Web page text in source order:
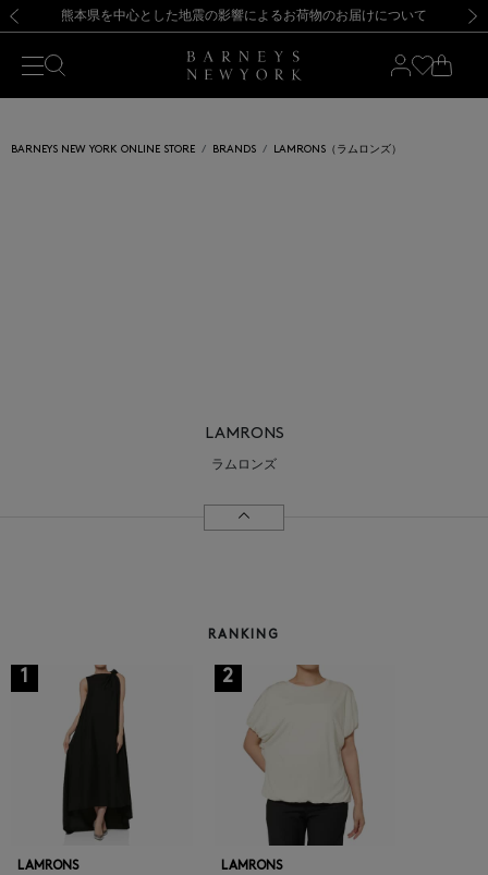
新規登録のお客様も対象！＜MY BARNEYS＞会員のお客様は11,000円（税込）以上のお買上げで常時送料無料！お買い物の際は会員登録を！
【夏季休業に伴う返品・交換承り一時停止のお知らせ】（2026.8.5）
熊本県を中心とした地震の影響によるお荷物のお届けについて
【開催中】SUMMER SALEのご案内・ご注意事項 新規登録のお客様も対象！＜MY BARNEYS＞会員のお客様は11,000円（税込）以上のお買上げで常時送料無料！お買い物の際は会員登録を！
【夏季休業に伴う返品・交換承り一時停止のお知らせ】（2026.8.5）
BARNEYS NEW YORK ONLINE STORE BRANDS LAMRONS（ラムロンズ）
LAMRONS
ラムロンズ
RANKING
1
LAMRONS
2
LAMRONS